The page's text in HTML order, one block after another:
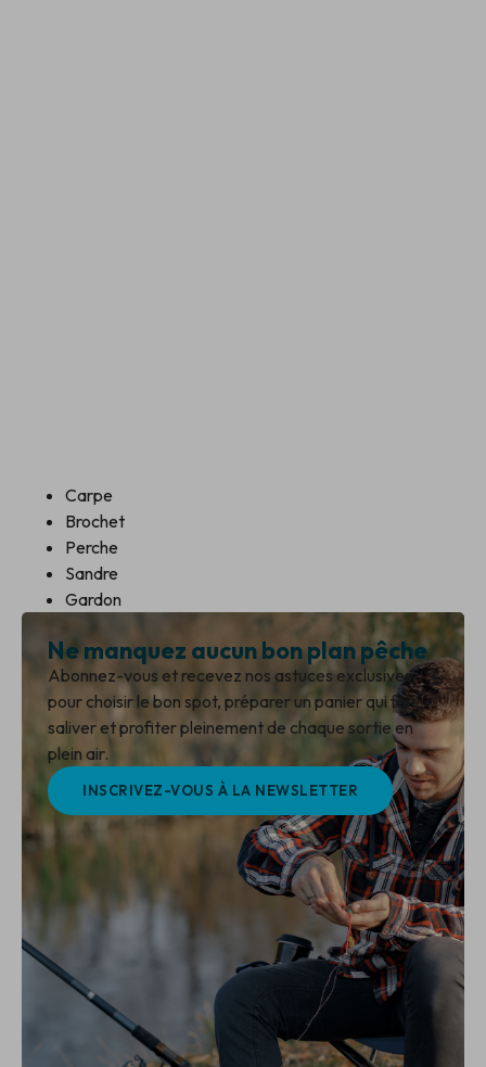
Carpe
Brochet
Perche
Sandre
Gardon
Ne manquez aucun bon plan pêche
Abonnez-vous et recevez nos astuces exclusives
pour choisir le bon spot, préparer un panier qui fait
saliver et profiter pleinement de chaque sortie en
plein air.
INSCRIVEZ-VOUS À LA NEWSLETTER